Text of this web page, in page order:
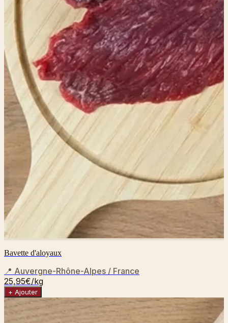
Bavette d'aloyaux
📍 Auvergne-Rhône-Alpes / France
25,95€/kg
+ Ajouter